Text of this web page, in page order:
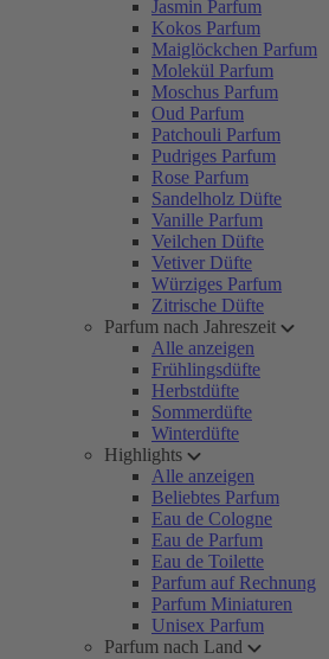
Jasmin Parfum
Kokos Parfum
Maiglöckchen Parfum
Molekül Parfum
Moschus Parfum
Oud Parfum
Patchouli Parfum
Pudriges Parfum
Rose Parfum
Sandelholz Düfte
Vanille Parfum
Veilchen Düfte
Vetiver Düfte
Würziges Parfum
Zitrische Düfte
Parfum nach Jahreszeit
Alle anzeigen
Frühlingsdüfte
Herbstdüfte
Sommerdüfte
Winterdüfte
Highlights
Alle anzeigen
Beliebtes Parfum
Eau de Cologne
Eau de Parfum
Eau de Toilette
Parfum auf Rechnung
Parfum Miniaturen
Unisex Parfum
Parfum nach Land